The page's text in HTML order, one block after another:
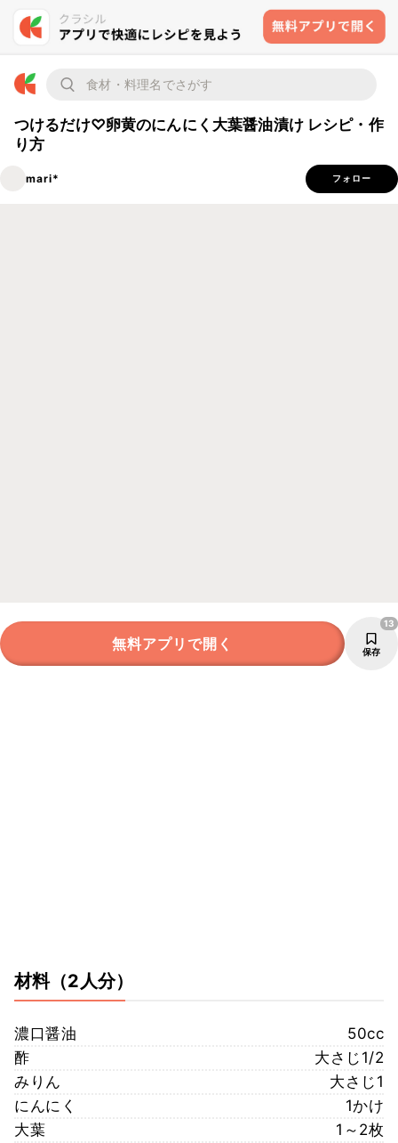
つけるだけ♡卵黄のにんにく大葉醤油漬け レシピ・作
り方
mari* フォロー
無料アプリで開く 保存
13
材料（2人分）
濃口醤油
50cc
酢
大さじ1/2
みりん
大さじ1
にんにく
1かけ
大葉
1～2枚